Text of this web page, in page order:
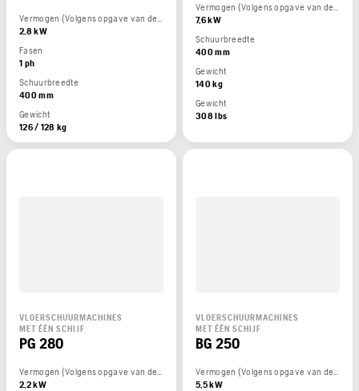
Vermogen (Volgens opgave van de motorfabrikant)
2,8 kW
Fasen
1 ph
Schuurbreedte
400 mm
Gewicht
126 / 128 kg
Vermogen (Volgens opgave van de motorfabrikant)
7,6 kW
Schuurbreedte
400 mm
Gewicht
140 kg
Gewicht
308 lbs
VLOERSCHUURMACHINES
MET ÉÉN SCHIJF
PG 280
Vermogen (Volgens opgave van de motorfabrikant)
2,2 kW
VLOERSCHUURMACHINES
MET ÉÉN SCHIJF
BG 250
Vermogen (Volgens opgave van de motorfabrikant)
5,5 kW